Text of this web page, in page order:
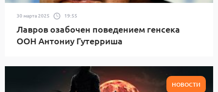
30 марта 2025 19:55
Лавров озабочен поведением генсека
ООН Антониу Гутерриша
НОВОСТИ